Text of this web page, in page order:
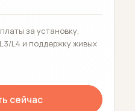
за установку,
L4 и поддержку живых
сейчас